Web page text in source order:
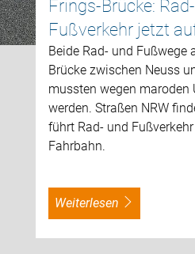
Frings-Brücke:
Fußverkehr jetzt
Beide Rad- und Fußwege
Brücke zwischen Neuss
mussten wegen maroden
werden. Straßen NRW
führt Rad- und
Fahrbahn.
weiterlesen